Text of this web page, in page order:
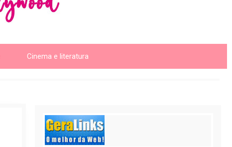
Cinema e literatura